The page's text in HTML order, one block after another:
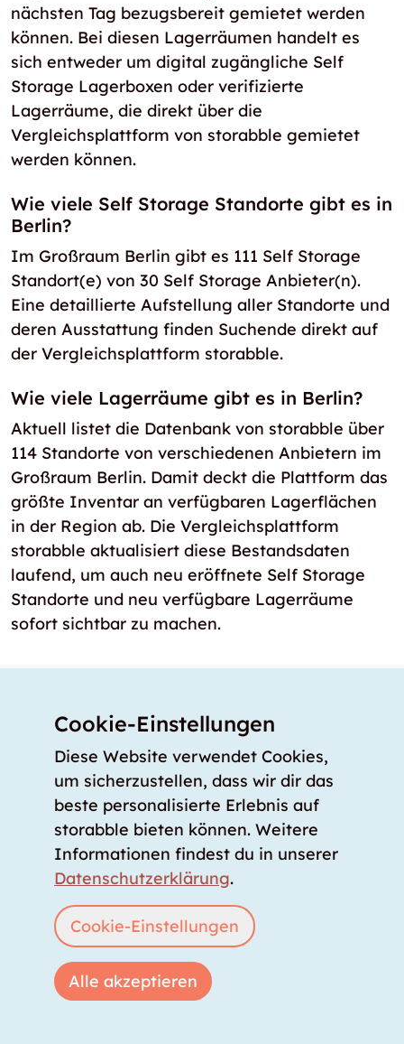
nächsten Tag bezugsbereit gemietet werden
können. Bei diesen Lagerräumen handelt es
sich entweder um digital zugängliche Self
Storage Lagerboxen oder verifizierte
Lagerräume, die direkt über die
Vergleichsplattform von storabble gemietet
werden können.
Wie viele Self Storage Standorte gibt es in
Berlin?
Im Großraum Berlin gibt es 111 Self Storage
Standort(e) von 30 Self Storage Anbieter(n).
Eine detaillierte Aufstellung aller Standorte und
deren Ausstattung finden Suchende direkt auf
der Vergleichsplattform storabble.
Wie viele Lagerräume gibt es in Berlin?
Aktuell listet die Datenbank von storabble über
114 Standorte von verschiedenen Anbietern im
Großraum Berlin. Damit deckt die Plattform das
größte Inventar an verfügbaren Lagerflächen
in der Region ab. Die Vergleichsplattform
storabble aktualisiert diese Bestandsdaten
laufend, um auch neu eröffnete Self Storage
Standorte und neu verfügbare Lagerräume
sofort sichtbar zu machen.
Dein RatgeberÜber uns
Unser Angebot
Unsere Partner
Unser Team
Unsere Preise
storabble Schweiz
Mehr über storabble
Medienbeiträge
Cookie-Einstellungen
Diese Website verwendet Cookies,
um sicherzustellen, dass wir dir das
beste personalisierte Erlebnis auf
storabble bieten können. Weitere
Informationen findest du in unserer
Datenschutzerklärung.
Cookie-Einstellungen
Alle akzeptieren